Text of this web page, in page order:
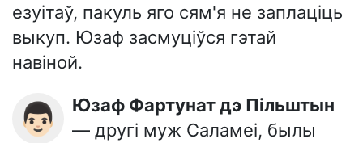
езуітаў, пакуль яго сям'я не заплаціць
выкуп. Юзаф засмуціўся гэтай
навіной.
👨🏻
Юзаф Фартунат дэ Пільштын
— другі муж Саламеі, былы